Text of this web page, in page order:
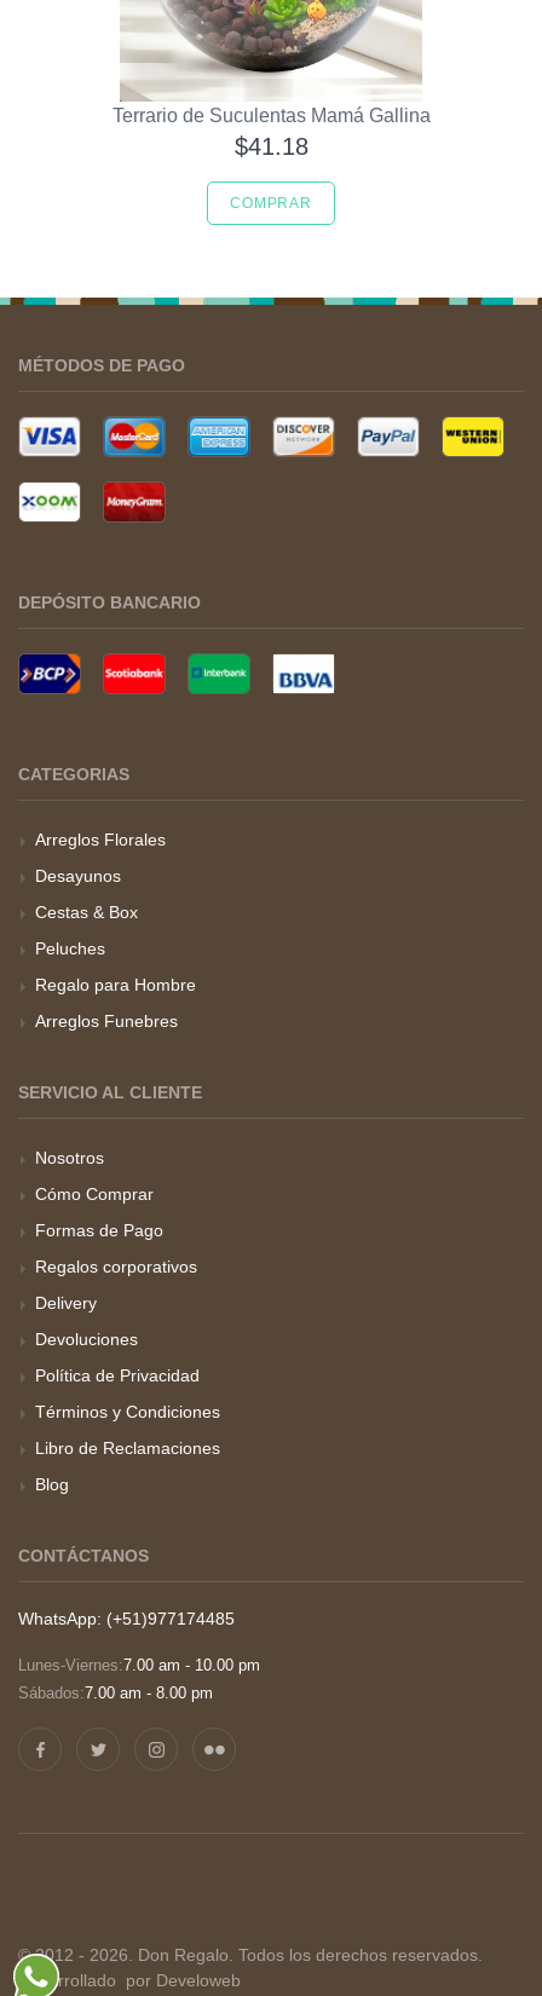
Terrario de Suculentas Mamá Gallina
$41.18
COMPRAR
MÉTODOS DE PAGO
DEPÓSITO BANCARIO
CATEGORIAS
Arreglos Florales
Desayunos
Cestas & Box
Peluches
Regalo para Hombre
Arreglos Funebres
SERVICIO AL CLIENTE
Nosotros
Cómo Comprar
Formas de Pago
Regalos corporativos
Delivery
Devoluciones
Política de Privacidad
Términos y Condiciones
Libro de Reclamaciones
Blog
CONTÁCTANOS
WhatsApp: (+51)977174485
Lunes-Viernes:7.00 am - 10.00 pm
Sábados:7.00 am - 8.00 pm
© 2012 - 2026. Don Regalo. Todos los derechos reservados.
Desarrollado
por Develoweb